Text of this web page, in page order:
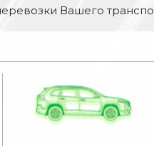
Вашего